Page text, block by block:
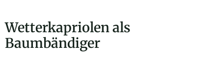
Wetterkapriolen als
Baumbändiger